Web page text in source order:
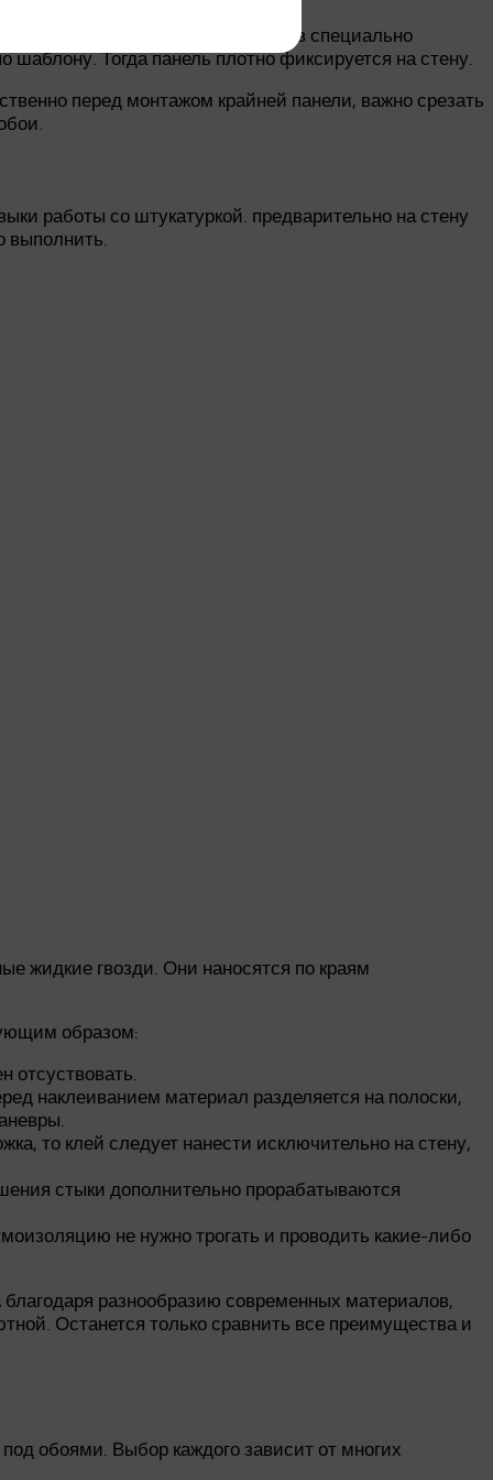
Из достаточно вставить в специально
шаблону. Тогда панель плотно фиксируется на стену.
перед монтажом крайней панели, важно срезать
работы со штукатуркой. предварительно на стену
выполнить.
жидкие гвозди. Они наносятся по краям
образом:
отсуствовать.
наклеиванием материал разделяется на полоски,
то клей следует нанести исключительно на стену,
стыки дополнительно прорабатываются
не нужно трогать и проводить какие-либо
разнообразию современных материалов,
Останется только сравнить все преимущества и
обоями. Выбор каждого зависит от многих